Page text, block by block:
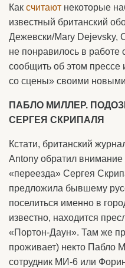
Как считают некоторые
известный британский
Дежевски/Mary Dejevsky,
не понравилось в
сообщить об этом прессе
со сцены» своими
ПАБЛО МИЛЛЕР.
СЕРГЕЯ СКРИПАЛЯ
Кстати, британский
Antony обратил внимание
«переезда» Сергея
предложила бывшему
поселиться именно в
известно, находится
«Портон-Даун». Там же
проживает) некто Пабло
сотрудник МИ-6 или